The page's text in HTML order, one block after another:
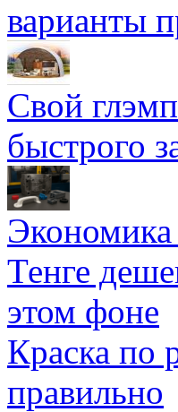
варианты
Свой
быстрого
Тенге
этом фоне
Краска по
правильно